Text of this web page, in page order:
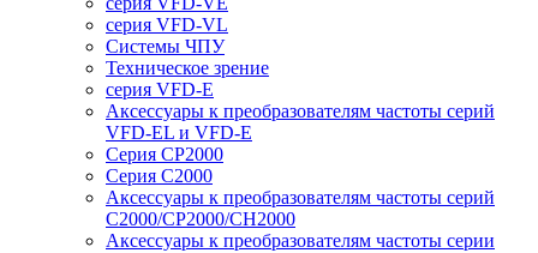
серия VFD-VL
Системы ЧПУ
Техническое зрение
серия VFD-E
Аксессуары к преобразователям частоты серий
VFD-EL и VFD-E
Серия CP2000
Серия C2000
Аксессуары к преобразователям частоты серий
С2000/CP2000/CH2000
Аксессуары к преобразователям частоты серии